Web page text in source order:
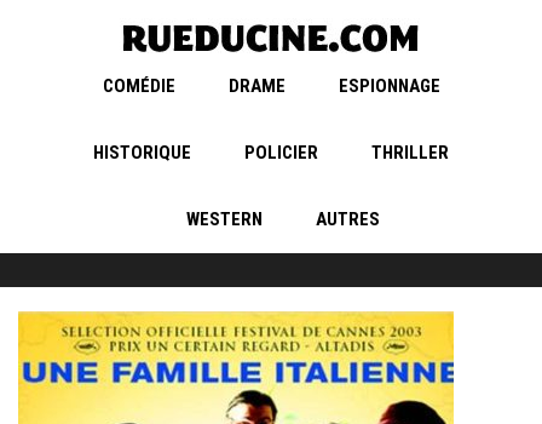
COMÉDIE DRAME ESPIONNAGE
HISTORIQUE POLICIER THRILLER
WESTERN AUTRES